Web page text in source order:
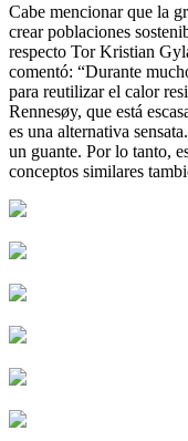
Cabe mencionar que la
crear poblaciones
respecto Tor Kristian
comentó: “Durante
para reutilizar el calor
Rennesøy, que está
es una alternativa
un guante. Por lo tanto,
conceptos similares